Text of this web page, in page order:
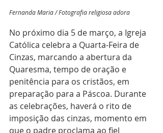
Fernanda Maria / Fotografia religiosa adora
No próximo dia 5 de março, a Igreja
Católica celebra a Quarta-Feira de
Cinzas, marcando a abertura da
Quaresma, tempo de oração e
penitência para os cristãos, em
preparação para a Páscoa. Durante
as celebrações, haverá o rito de
imposição das cinzas, momento em
que o padre proclama ao fiel